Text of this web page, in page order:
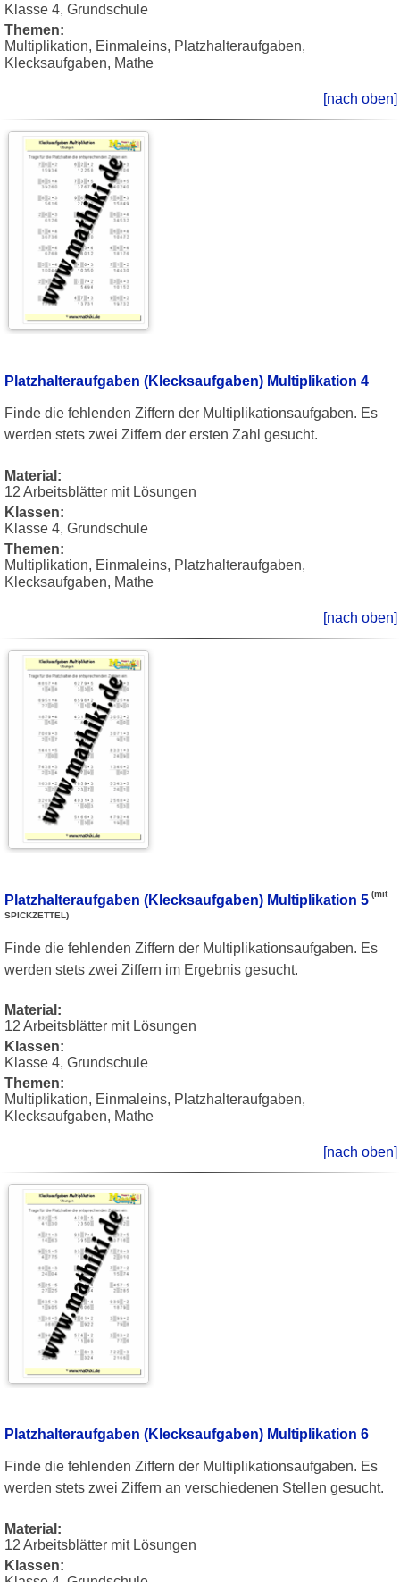
Klasse 4, Grundschule
Themen:
Multiplikation, Einmaleins, Platzhalteraufgaben,
Klecksaufgaben, Mathe
[nach oben]
Platzhalteraufgaben (Klecksaufgaben) Multiplikation 4
Finde die fehlenden Ziffern der Multiplikationsaufgaben. Es
werden stets zwei Ziffern der ersten Zahl gesucht.
Material:
12 Arbeitsblätter mit Lösungen
Klassen:
Klasse 4, Grundschule
Themen:
Multiplikation, Einmaleins, Platzhalteraufgaben,
Klecksaufgaben, Mathe
[nach oben]
Platzhalteraufgaben (Klecksaufgaben) Multiplikation 5 (mit
SPICKZETTEL)
Finde die fehlenden Ziffern der Multiplikationsaufgaben. Es
werden stets zwei Ziffern im Ergebnis gesucht.
Material:
12 Arbeitsblätter mit Lösungen
Klassen:
Klasse 4, Grundschule
Themen:
Multiplikation, Einmaleins, Platzhalteraufgaben,
Klecksaufgaben, Mathe
[nach oben]
Platzhalteraufgaben (Klecksaufgaben) Multiplikation 6
Finde die fehlenden Ziffern der Multiplikationsaufgaben. Es
werden stets zwei Ziffern an verschiedenen Stellen gesucht.
Material:
12 Arbeitsblätter mit Lösungen
Klassen: